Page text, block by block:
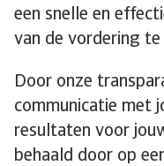
een snelle en
van de vordering te
Door onze
communicatie met
resultaten voor
behaald door op